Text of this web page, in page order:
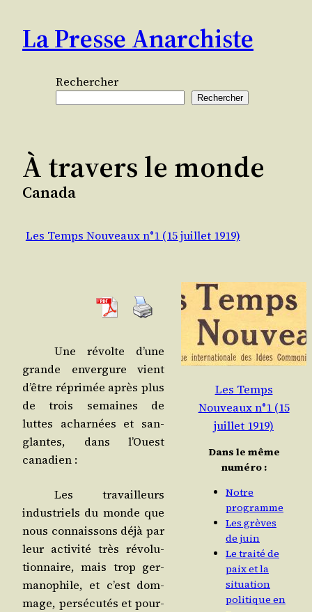
contenu
La Presse Anarchiste
Rechercher
Rechercher
À travers le monde
Canada
Les Temps Nouveaux n°1 (15 juillet 1919)
Une révolte d’une
grande enver­gure vient
d’être répri­mée après plus
de trois semaines de
luttes achar­nées et san­
glantes, dans l’Ouest
canadien :
Les tra­vailleurs
indus­triels du monde que
nous connais­sons déjà par
leur acti­vi­té très révo­lu­
tion­naire, mais trop ger­
ma­no­phile, et c’est dom­
mage, per­sé­cu­tés et pour­
Les Temps
Nouveaux n°1 (15
juillet 1919)
Dans le même
numéro :
Notre
programme
Les grèves
de juin
Le traité de
paix et la
situation
politique en